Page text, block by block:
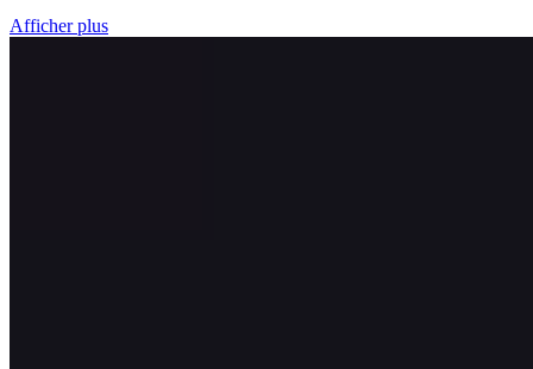
Afficher plus